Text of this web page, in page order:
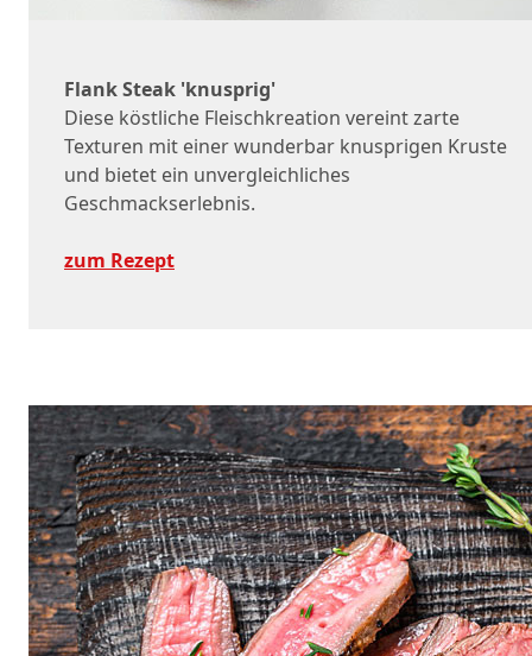
Flank Steak 'knusprig'
Diese köstliche Fleischkreation vereint zarte
Texturen mit einer wunderbar knusprigen Kruste
und bietet ein unvergleichliches
Geschmackserlebnis.
zum Rezept